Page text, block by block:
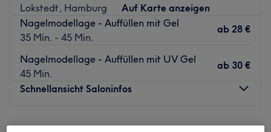
Lokstedt, Hamburg
Auf Karte anzeigen
Nagelmodellage - Auffüllen mit Gel
35 Min. - 45 Min.
ab 28 €
Nagelmodellage - Auffüllen mit UV Gel
45 Min.
ab 30 €
Schnellansicht Saloninfos